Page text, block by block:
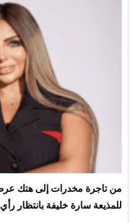
من تاجرة مخدرات إلى هتك
للمذيعة سارة خليفة بانتظار